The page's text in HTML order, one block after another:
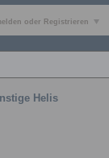
oder Registrieren
Helis